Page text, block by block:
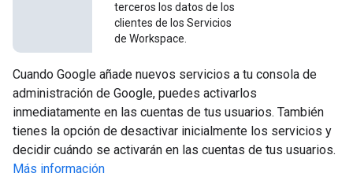
terceros los datos de los
clientes de los Servicios
de Workspace.
Cuando Google añade nuevos servicios a tu consola de
administración de Google, puedes activarlos
inmediatamente en las cuentas de tus usuarios. También
tienes la opción de desactivar inicialmente los servicios y
decidir cuándo se activarán en las cuentas de tus usuarios.
Más información